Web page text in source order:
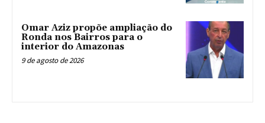
Omar Aziz propõe ampliação do
Ronda nos Bairros para o
interior do Amazonas
9 de agosto de 2026